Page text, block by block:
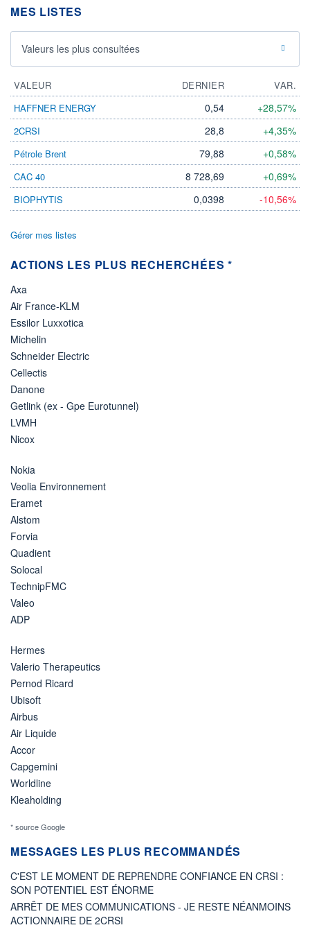
0,00 CAD
DIVIDENDE
ÉLIGIBILITÉ
Non éligible
Boursobank
+ LISTE
MES LISTES
Valeurs les plus consultées
VALEUR DERNIER
VAR.
HAFFNER ENERGY
0,54 +28,57%
2CRSI 28,8 +4,35%
Pétrole Brent 79,88 +0,58%
CAC 40 8 728,69 +0,69%
BIOPHYTIS 0,0398 -10,56%
Gérer mes listes
ACTIONS LES PLUS RECHERCHÉES *
Axa
Air France-KLM
Essilor Luxxotica
Michelin
Schneider Electric
Cellectis
Danone
Getlink (ex - Gpe Eurotunnel)
LVMH
Nicox
Nokia
Veolia Environnement
Eramet
Alstom
Forvia
Quadient
Solocal
TechnipFMC
Valeo
ADP
Hermes
Valerio Therapeutics
Pernod Ricard
Ubisoft
Airbus
Air Liquide
Accor
Capgemini
Worldline
Kleaholding
* source Google
MESSAGES LES PLUS RECOMMANDÉS
C'EST LE MOMENT DE REPRENDRE CONFIANCE EN CRSI :
SON POTENTIEL EST ÉNORME
ARRÊT DE MES COMMUNICATIONS - JE RESTE NÉANMOINS
ACTIONNAIRE DE 2CRSI